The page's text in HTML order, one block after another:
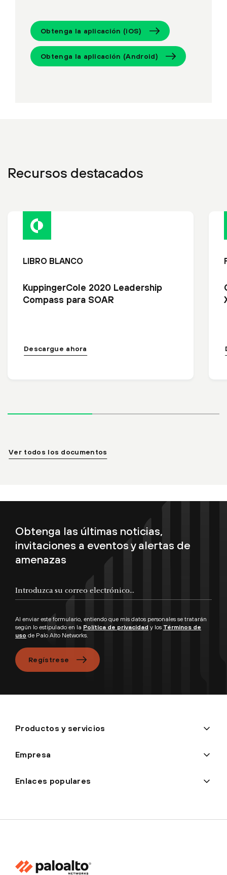
Obtenga la aplicación (iOS)
Obtenga la aplicación (Android)
Recursos destacados
LIBRO BLANCO
KuppingerCole 2020 Leadership
Compass para SOAR
Descargue ahora
Ver todos los documentos
Obtenga las últimas noticias,
invitaciones a eventos y alertas de
amenazas
Al enviar este formulario, entiendo que mis datos personales se tratarán
según lo estipulado en la Política de privacidad y los Términos de
uso de Palo Alto Networks.
Regístrese
Productos y servicios
Empresa
Enlaces populares